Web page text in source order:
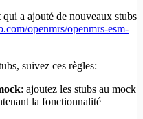
a ajouté de nouveaux stubs
openmrs/openmrs-esm-
suivez ces règles:
: ajoutez les stubs au mock
la fonctionnalité